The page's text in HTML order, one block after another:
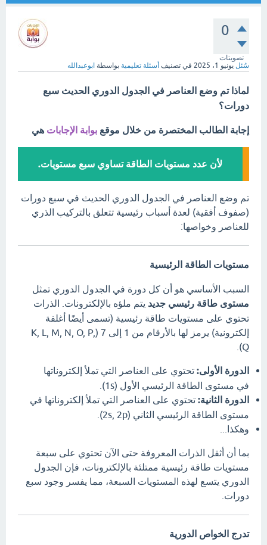
0
تصويتات
سُئل يونيو 1، 2025 في تصنيف أسئلة تعليمية بواسطة ابوعبدالله
لماذا تم وضع العناصر في الجدول الدوري الحديث سبع
دورات؟
إجابة الطالب المختصرة من خلال موقع بوابة الإجابات هي
لأن عدد مستويات الطاقة تساوي سبع مستويات.
تم وضع العناصر في الجدول الدوري الحديث في سبع دورات
(صفوف أفقية) لعدة أسباب رئيسية تتعلق بالتركيب الذري
للعناصر وخواصها:
مستويات الطاقة الرئيسية
السبب الأساسي هو أن كل دورة في الجدول الدوري تمثل
مستوى طاقة رئيسي جديد يتم ملؤه بالإلكترونات. الذرات
تحتوي على مستويات طاقة رئيسية (تسمى أيضًا أغلفة
إلكترونية) يرمز لها بالأرقام من 1 إلى 7 (K, L, M, N, O, P,
Q).
الدورة الأولى: تحتوي على العناصر التي تملأ إلكتروناتها
في مستوى الطاقة الرئيسي الأول (1s).
الدورة الثانية: تحتوي على العناصر التي تملأ إلكتروناتها في
مستوى الطاقة الرئيسي الثاني (2s, 2p).
وهكذا...
بما أن أثقل الذرات المعروفة حتى الآن تحتوي على سبعة
مستويات طاقة رئيسية ممتلئة بالإلكترونات، فإن الجدول
الدوري يتسع لهذه المستويات السبعة، مما يفسر وجود سبع
دورات.
تدرج الخواص الدورية